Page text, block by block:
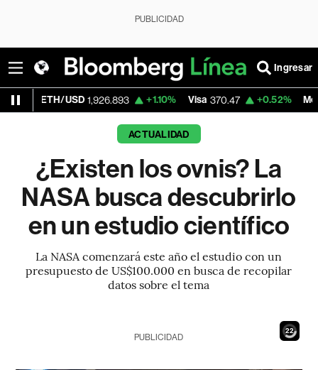
PUBLICIDAD
Ingresar
1,926.893 +1.10% Visa 370.47 +0.52% MercadoLibre
ACTUALIDAD
¿Existen los ovnis? La
NASA busca descubrirlo
en un estudio científico
La NASA comenzará este año el estudio con un
presupuesto de US$100.000 en busca de recopilar
datos sobre el tema
20
PUBLICIDAD